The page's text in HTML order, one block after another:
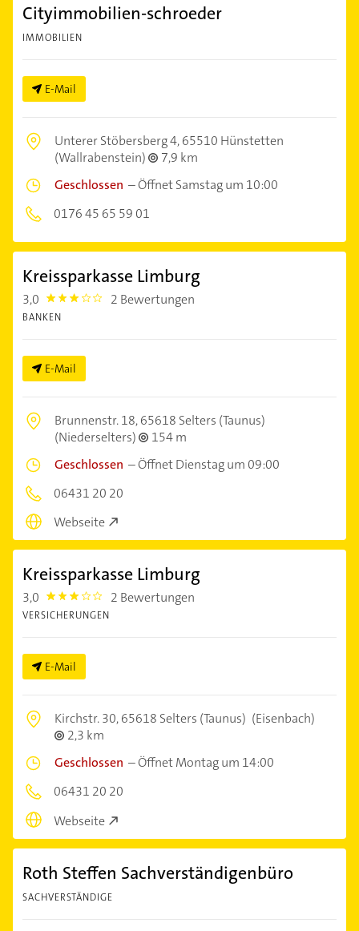
Cityimmobilien-schroeder
IMMOBILIEN
E-Mail
Unterer Stöbersberg 4,65510 Hünstetten
(Wallrabenstein)
7,9 km
Geschlossen –Öffnet Samstag um 10:00
0176 45 65 59 01
Kreissparkasse Limburg
3,0 3.0 2 Bewertungen
BANKEN
E-Mail
Brunnenstr. 18,65618 Selters (Taunus)
(Niederselters)
154 m
Geschlossen –Öffnet Dienstag um 09:00
06431 20 20
Webseite
Kreissparkasse Limburg
3,0 3.0 2 Bewertungen
VERSICHERUNGEN
E-Mail
Kirchstr. 30,65618 Selters (Taunus) (Eisenbach)
2,3 km
Geschlossen –Öffnet Montag um 14:00
06431 20 20
Webseite
Roth Steffen Sachverständigenbüro
SACHVERSTÄNDIGE